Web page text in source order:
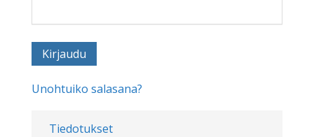
Tiedotukset
Unohtuiko salasana?